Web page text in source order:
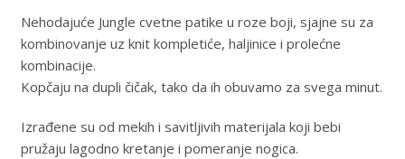
Nehodajuće Jungle cvetne patike u roze boji, sjajne su za
kombinovanje uz knit kompletiće, haljinice i prolećne
kombinacije.
Kopčaju na dupli čičak, tako da ih obuvamo za svega minut.
Izrađene su od mekih i savitljivih materijala koji bebi
pružaju lagodno kretanje i pomeranje nogica.